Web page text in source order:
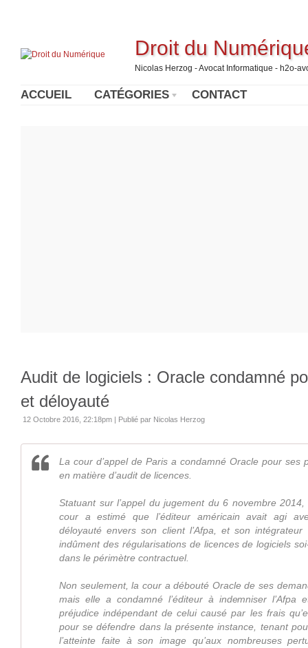
Droit du
Nicolas Herzog - Avocat Informatique - h2o-
ACCUEIL CATÉGORIES CONTACT
Audit de logiciels : Oracle condamné
et déloyauté
12 Octobre 2016, 22:18pm | Publié par Nicolas Herzog
La cour d’appel de Paris a condamné Oracle pour ses
en matière d’audit de licences.
Statuant sur l’appel du jugement du 6 novembre
cour a estimé que l’éditeur américain avait agi
déloyauté envers son client l’Afpa, et son
indûment des régularisations de licences de logiciels
dans le périmètre contractuel.
Non seulement, la cour a débouté Oracle de ses
mais elle a condamné l’éditeur à indemniser l’Afpa
préjudice indépendant de celui causé par les frais
pour se défendre dans la présente instance, tenant
l’atteinte faite à son image qu’aux nombreuses